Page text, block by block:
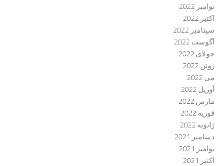
نوامبر 2022
اکتبر 2022
سپتامبر 2022
آگوست 2022
جولای 2022
ژوئن 2022
می 2022
آوریل 2022
مارس 2022
فوریه 2022
ژانویه 2022
دسامبر 2021
نوامبر 2021
اکتبر 2021